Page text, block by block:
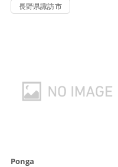
長野県諏訪市
Ponga